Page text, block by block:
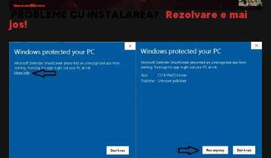
Rezolvare e mai
jos!